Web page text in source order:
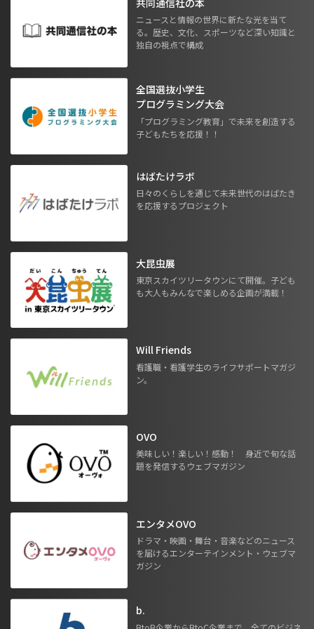
ニュースと情報の世界に新たな光を当て
る。歴史、文化、スポーツなど深い知識と
独自の視点で構成
全国選抜小学生
プログラミング大会
「プログラミング教育」で未来を創造する
子どもたちを応援！！
はばたけラボ
日々のくらしを通じて未来世代のはばたき
を応援するプロジェクト
大昆虫展
東京スカイツリータウンにて開催。子ども
も大人もみんなで楽しめる企画が満載！
Will Friends
看護職・看護学生のライフサポートマガジ
ン。
OVO
美味しい！楽しい！感動！ 身近で旬な話
題を発信するウェブマガジン
エンタメOVO
ドラマ・映画・舞台・音楽などのニュース
を届けるエンターテインメント・ウェブマ
ガジン
b.